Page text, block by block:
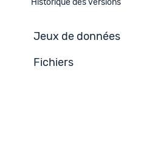
Historique des versions
Jeux de données
Fichiers